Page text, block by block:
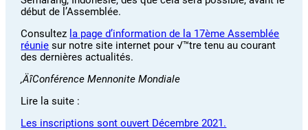
début de l’Assemblée.
Consultez la page d’information de la 17ème Assemblée
réunie sur notre site internet pour √™tre tenu au courant
des dernières actualités.
‚ÄîConférence Mennonite Mondiale
Lire la suite :
Les inscriptions sont ouvert Décembre 2021.